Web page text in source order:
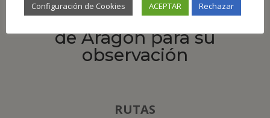
Principales lugares
de Aragón para su
observación
RUTAS
Configuración de Cookies ACEPTAR Rechazar